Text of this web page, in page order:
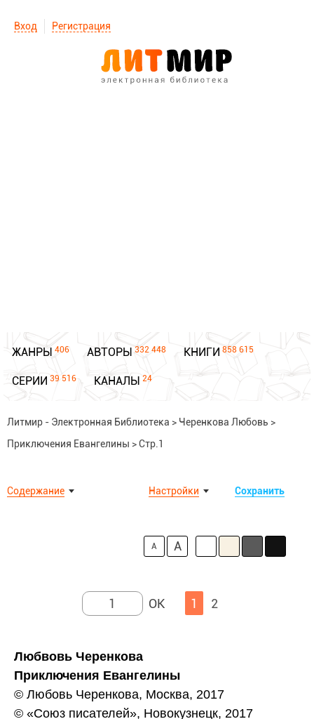
Вход Регистрация
ЖАНРЫ 406 АВТОРЫ 332 448 КНИГИ 858 615
СЕРИИ 39 516 КАНАЛЫ 24
Литмир - Электронная Библиотека > Черенкова Любовь >
Приключения Евангелины >Стр.1
Содержание Сохранить
Настройки
A A
1 2
Любвовь Черенкова
Приключения Евангелины
© Любовь Черенкова, Москва, 2017
© «Союз писателей», Новокузнецк, 2017